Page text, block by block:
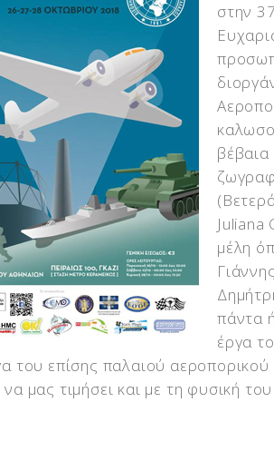
στην
Juliana
μέλη
πάντα
έργα
του επίσης παλαιού
μας τιμήσει και με τη φυσική